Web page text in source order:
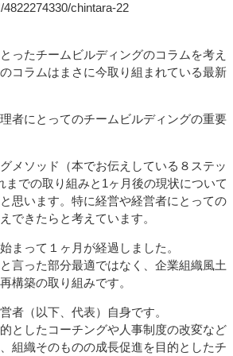
chintara-22
ったチームビルディングのコラムを考え
コラムはまさに今取り組まれている最新
者にとってのチームビルディングの重要
メソッド（本でお伝えしている８ステッ
での取り組みと1ヶ月後の現状について
思います。特に経営や経営者にとっての
できたらと考えています。
まって１ヶ月が経過しました。
言った部分最適ではなく、企業組織風土
構築の取り組みです。
者（以下、代表）自身です。
としたコーチングや人事制度の改変など
組織そのものの成長促進を目的としたチ